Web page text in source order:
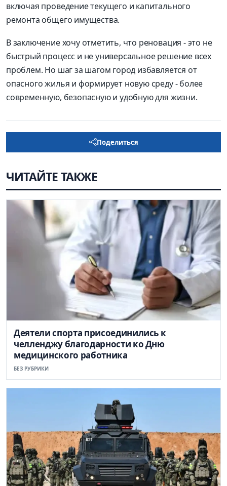
включая проведение текущего и капитального
ремонта общего имущества.
В заключение хочу отметить, что реновация - это не
быстрый процесс и не универсальное решение всех
проблем. Но шаг за шагом город избавляется от
опасного жилья и формирует новую среду - более
современную, безопасную и удобную для жизни.
Поделиться
ЧИТАЙТЕ ТАКЖЕ
Деятели спорта присоединились к
челленджу благодарности ко Дню
медицинского работника
БЕЗ РУБРИКИ